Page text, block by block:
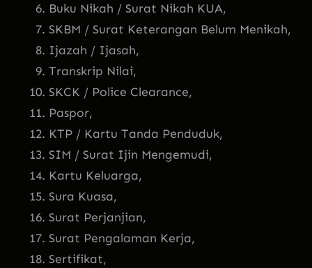
Buku Nikah / Surat Nikah KUA,
SKBM / Surat Keterangan Belum Menikah,
Ijazah / Ijasah,
Transkrip Nilai,
SKCK / Police Clearance,
Paspor,
KTP / Kartu Tanda Penduduk,
SIM / Surat Ijin Mengemudi,
Kartu Keluarga,
Sura Kuasa,
Surat Perjanjian,
Surat Pengalaman Kerja,
Sertifikat,